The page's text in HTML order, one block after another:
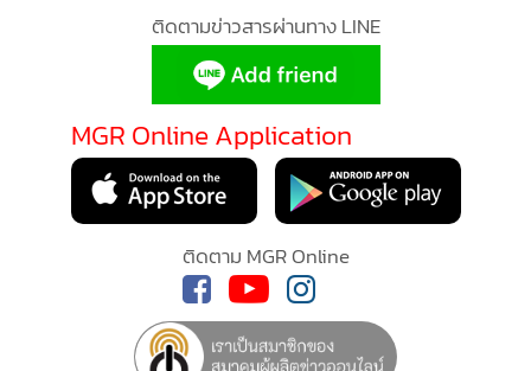
เป็นการเจรจา หรือว่าจะดำเนินคดีความ เพราะมีการซักซ้อมกัน
แต่เรียนให้ทราบว่าเมื่อจุดเริ่มต้นของคดีนี้ ได้มีการพยายามไกล่
เกลี่ย ประนีประนอมตลอดระยะเวลาที่ผ่านมา แล้วก็เตรียมความ
พร้อมคู่ขนานในเรื่องของคดีความมาโดยตลอด เรายืนยันอีกครั้ง
พร้อมอย่างครบถ้วน เป็นประโยชน์ของคุณทรายอย่างแน่นอน
แต่เมื่อทางฝั่งคุณจีรานุช ได้เห็นการต่อสู้ของฝ่ายเราแล้ว ตั้งแต่
ติดตามข่าวสารผ่านทาง LINE
MGR Online Application